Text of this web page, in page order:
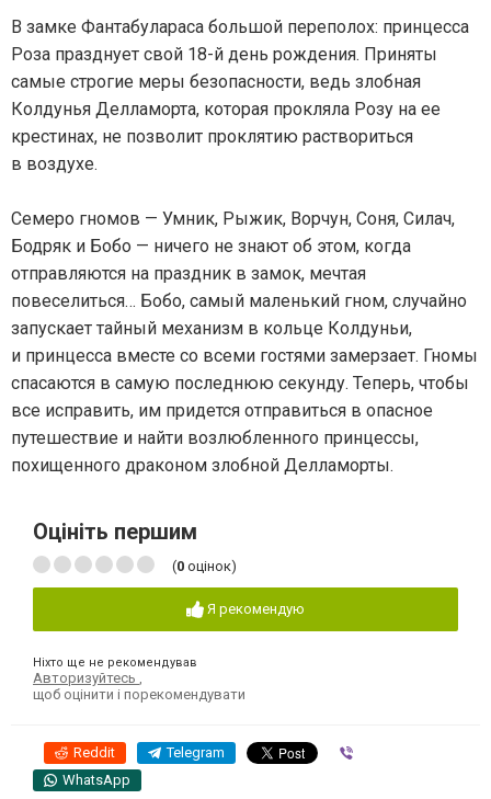
В замке Фантабулараса большой переполох: принцесса
Роза празднует свой 18-й день рождения. Приняты
самые строгие меры безопасности, ведь злобная
Колдунья Делламорта, которая прокляла Розу на ее
крестинах, не позволит проклятию раствориться
в воздухе.
Семеро гномов — Умник, Рыжик, Ворчун, Соня, Силач,
Бодряк и Бобо — ничего не знают об этом, когда
отправляются на праздник в замок, мечтая
повеселиться… Бобо, самый маленький гном, случайно
запускает тайный механизм в кольце Колдуньи,
и принцесса вместе со всеми гостями замерзает. Гномы
спасаются в самую последнюю секунду. Теперь, чтобы
все исправить, им придется отправиться в опасное
путешествие и найти возлюбленного принцессы,
похищенного драконом злобной Делламорты.
Оцініть першим
(0 оцінок)
Я рекомендую
Ніхто ще не рекомендував
Авторизуйтесь ,
щоб оцінити і порекомендувати
Reddit Telegram
WhatsApp